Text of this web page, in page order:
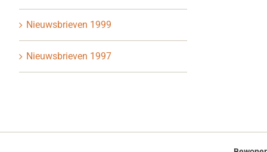
Nieuwsbrieven 1999
Nieuwsbrieven 1997